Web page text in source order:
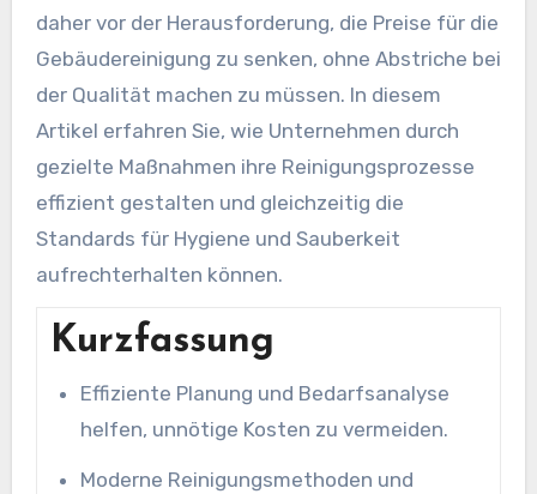
daher vor der Herausforderung, die Preise für die
Gebäudereinigung zu senken, ohne Abstriche bei
der Qualität machen zu müssen. In diesem
Artikel erfahren Sie, wie Unternehmen durch
gezielte Maßnahmen ihre Reinigungsprozesse
effizient gestalten und gleichzeitig die
Standards für Hygiene und Sauberkeit
aufrechterhalten können.
Kurzfassung
Effiziente Planung und Bedarfsanalyse
helfen, unnötige Kosten zu vermeiden.
Moderne Reinigungsmethoden und